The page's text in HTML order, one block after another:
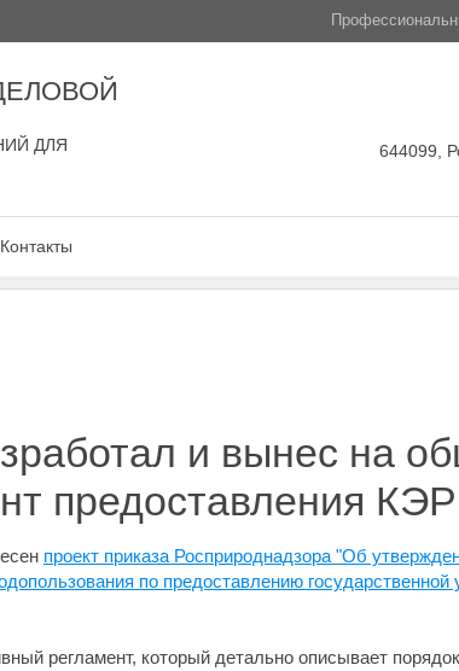
ДЛЯ
644099,
Контакты
и вынес на
предоставления КЭР
проект приказа Росприроднадзора "Об
по предоставлению государственной
регламент, который детально описывает